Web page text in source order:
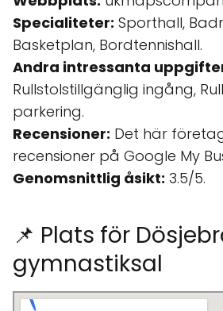
Specialiteter: Sporthall,
Basketplan, Bordtennishall.
Andra intressanta
Rullstolstillgänglig ingång,
parkering.
Recensioner: Det här
recensioner på Google My
Genomsnittlig åsikt: 3.5/5.
📌 Plats för
gymnastiksal